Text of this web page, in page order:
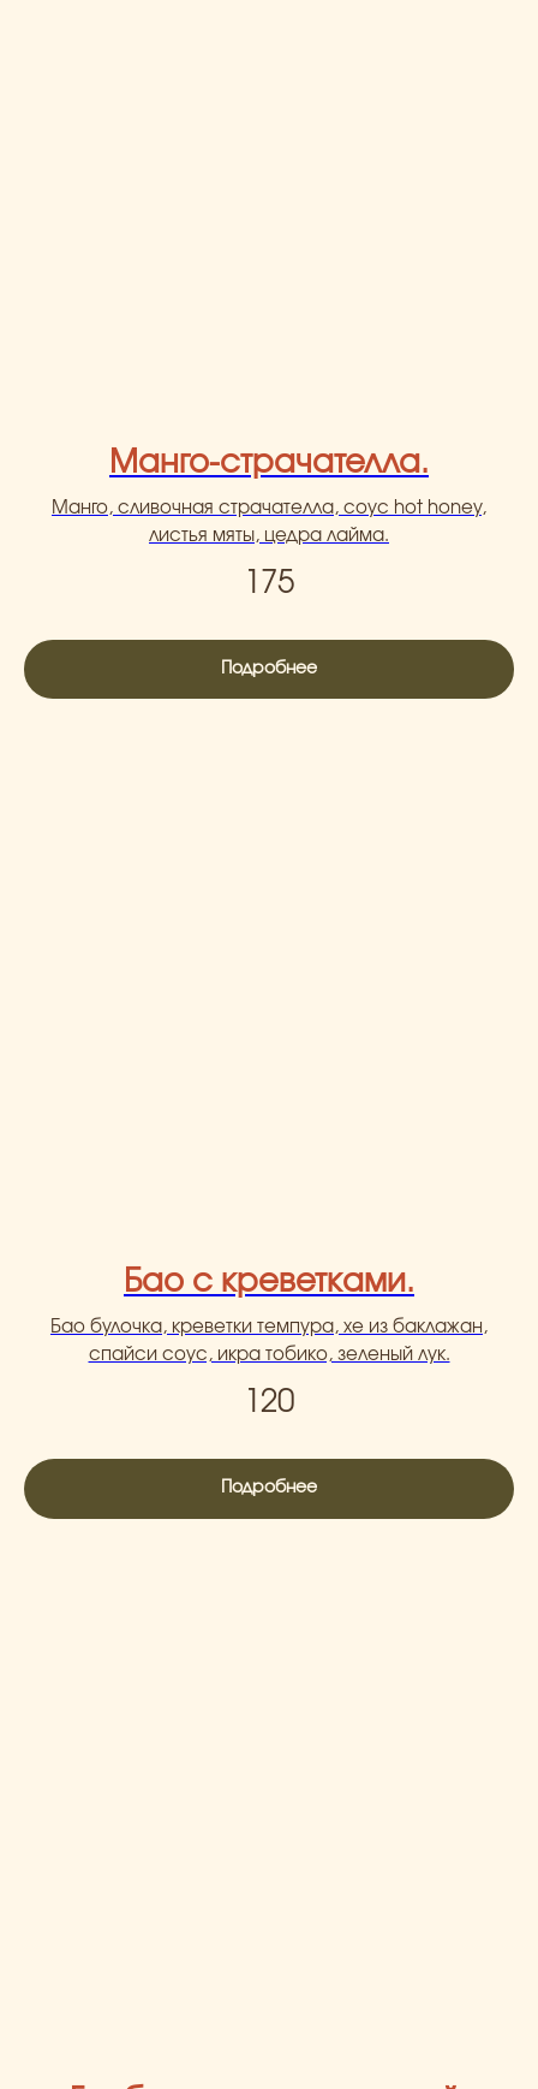
Манго-страчателла.
Манго, сливочная страчателла, соус hot honey,
листья мяты, цедра лайма.
175
Подробнее
Бао с креветками.
Бао булочка, креветки темпура, хе из баклажан,
спайси соус, икра тобико, зеленый лук.
120
Подробнее